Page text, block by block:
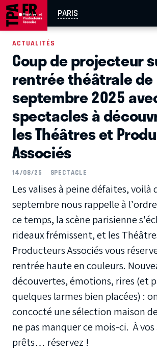
PARIS
AIX-MARSEILLE
EN TOURNÉE
ACTUALITÉS
Coup de projecteur
rentrée théâtrale de
septembre 2025
spectacles à
les Théâtres et
Associés
14/08/25 SPECTACLE
Les valises à peine défaites, voilà
septembre nous rappelle à
ce temps, la scène parisienne
rideaux frémissent, et les
Producteurs Associés vous
rentrée haute en couleurs.
découvertes, émotions, rires (et
quelques larmes bien placées) :
concocté une sélection maison
ne pas manquer ce mois-ci. À
prêts… réservez !